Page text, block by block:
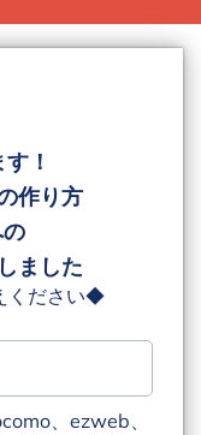
！
作り方
ました
ください◆
、ezweb、